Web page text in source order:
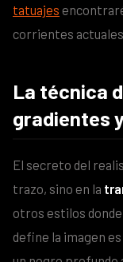
tatuajes
corrientes
La técnica
gradientes
El secreto del
trazo, sino en la
otros estilos
define la imagen